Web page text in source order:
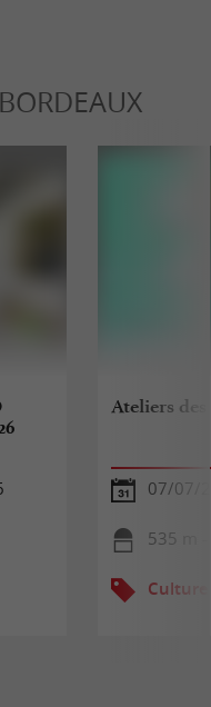
Ateliers des
07/07/
535 m
Culture